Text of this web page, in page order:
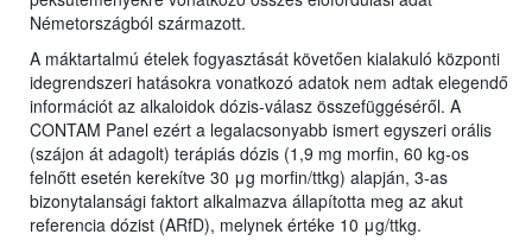
Németországból származott.
A máktartalmú ételek fogyasztását követően kialakuló központi
idegrendszeri hatásokra vonatkozó adatok nem adtak elegendő
információt az alkaloidok dózis-válasz összefüggéséről. A
CONTAM Panel ezért a legalacsonyabb ismert egyszeri orális
(szájon át adagolt) terápiás dózis (1,9 mg morfin, 60 kg-os
felnőtt esetén kerekítve 30 μg morfin/ttkg) alapján, 3-as
bizonytalansági faktort alkalmazva állapította meg az akut
referencia dózist (ARfD), melynek értéke 10 μg/ttkg.